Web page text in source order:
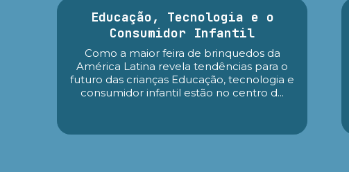
Educação, Tecnologia e o
Consumidor Infantil
Como a maior feira de brinquedos da
América Latina revela tendências para o
futuro das crianças Educação, tecnologia e
consumidor infantil estão no centro d...